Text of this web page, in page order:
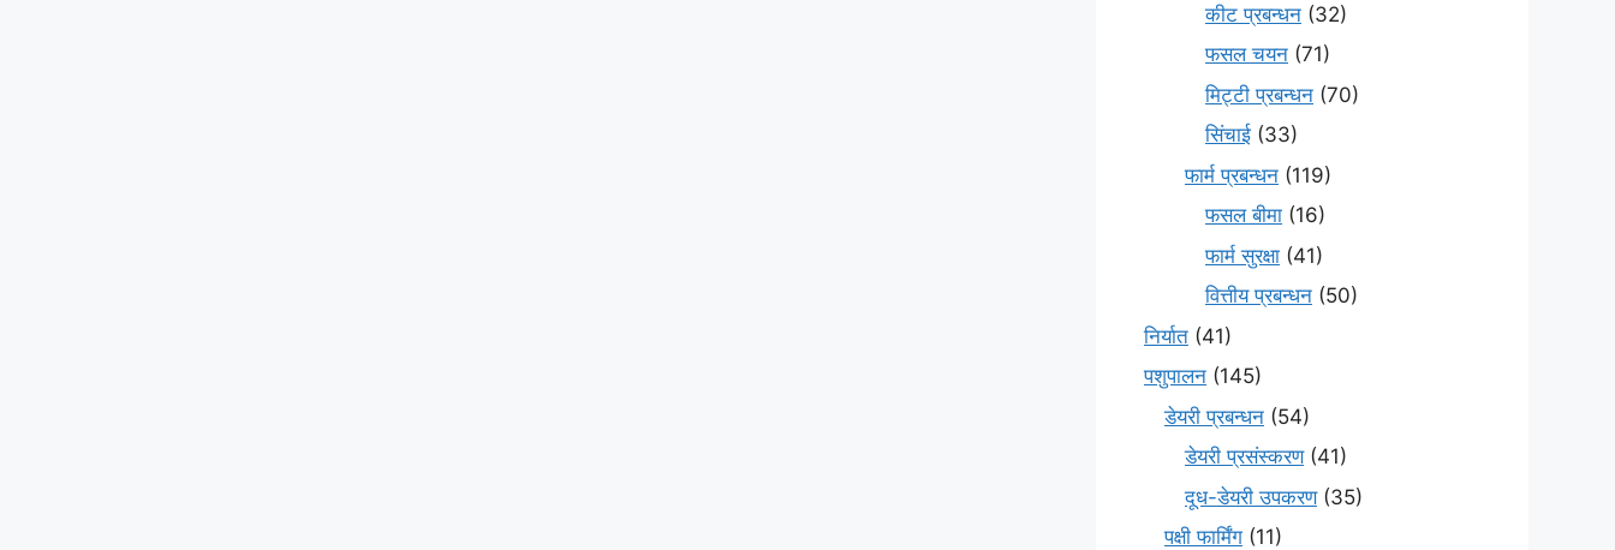
कीट प्रबन्धन (32)
फसल चयन (71)
मि‌ट्टी प्रबन्धन (70)
सिंचाई (33)
फार्म प्रबन्धन (119)
फसल बीमा (16)
फार्म सुरक्षा (41)
वित्तीय प्रबन्धन (50)
निर्यात (41)
पशुपालन (145)
डेयरी प्रबन्धन (54)
डेयरी प्रसंस्करण(41)
दूध-डेयरी उपकरण(35)
पक्षी फार्मिंग (11)